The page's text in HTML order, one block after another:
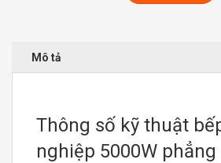
nghiệp
Mô tả
Thông số kỹ thuật
nghiệp 5000W phẳng